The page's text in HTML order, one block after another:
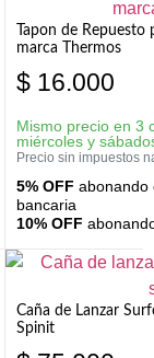
Tapon de Repuesto
marca Thermos
$ 16.000
Mismo precio en 3
miércoles y
Precio sin impuestos
5% OFF abonando
bancaria
10% OFF
Caña de Lanzar
Spinit